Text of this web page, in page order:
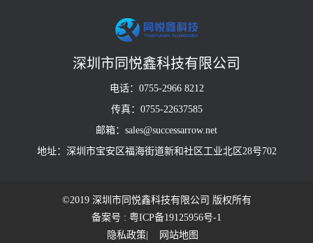
深圳市同悦鑫科技有限公司
电话：0755-2966 8212
传真：0755-22637585
邮箱：sales@successarrow.net
地址：深圳市宝安区福海街道新和社区工业北区28号702
©2019 深圳市同悦鑫科技有限公司 版权所有
备案号 : 粤ICP备19125956号-1
| 网站地图
隐私政策